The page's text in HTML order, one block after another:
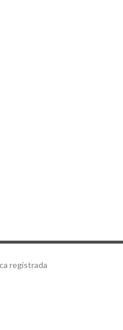
registrada